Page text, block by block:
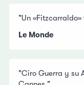
"Un
Le Monde
"Ciro Guerra y su